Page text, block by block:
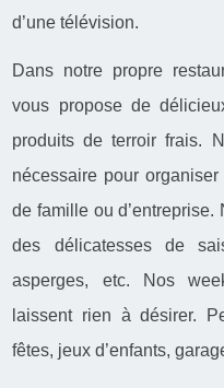
d’une télévision.
Dans notre propre
vous propose de
produits de terroir frais.
nécessaire pour
de famille ou
des délicatesses de
asperges, etc. Nos
laissent rien à désirer.
fêtes, jeux d’enfants,